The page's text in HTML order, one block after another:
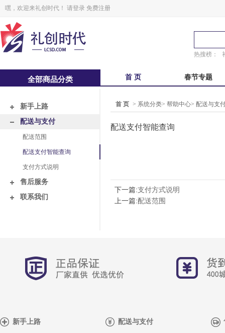
嘿，欢迎来礼创时代！ 请登录 免费注册
热搜榜：
全部商品分类 首 页 春节专题
新手上路
配送与支付
配送范围
配送支付智能查询
支付方式说明
售后服务
联系我们
首 页 > 系统分类> 帮助中心> 配送与支
配送支付智能查询
下一篇:支付方式说明
上一篇:配送范围
新手上路 配送与支付